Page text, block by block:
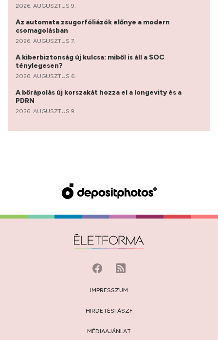
2026. AUGUSZTUS 9.
Az automata zsugorfóliázók előnye a modern
csomagolásban
2026. AUGUSZTUS 7.
A kiberbiztonság új kulcsa: miből is áll a SOC
ténylegesen?
2026. AUGUSZTUS 6.
A bőrápolás új korszakát hozza el a longevity és a
PDRN
2026. AUGUSZTUS 9.
IMPRESSZUM
HIRDETÉSI ÁSZF
MÉDIAAJÁNLAT